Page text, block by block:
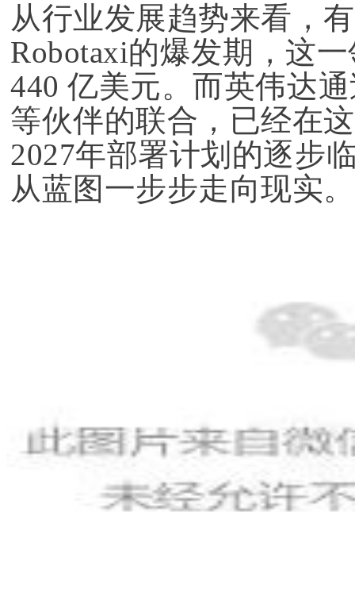
从行业发展趋势来看，
Robotaxi的爆发期，这
440 亿美元。而英伟达
等伙伴的联合，已经在
2027年部署计划的逐步
从蓝图一步步走向现实。